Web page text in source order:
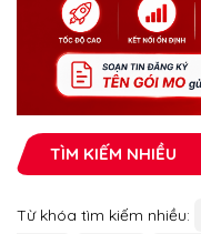
TÌM KIẾM NHIỀU
Từ khóa tìm kiếm nhiều: